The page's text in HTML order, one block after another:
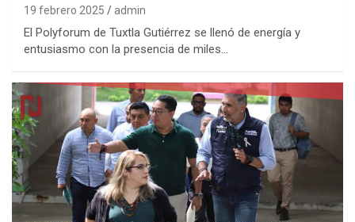
19 febrero 2025 admin
El Polyforum de Tuxtla Gutiérrez se llenó de energía y
entusiasmo con la presencia de miles…